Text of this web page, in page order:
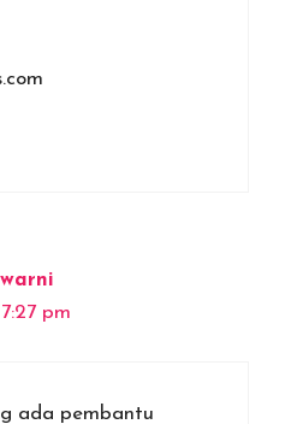
pm
ada pembantu